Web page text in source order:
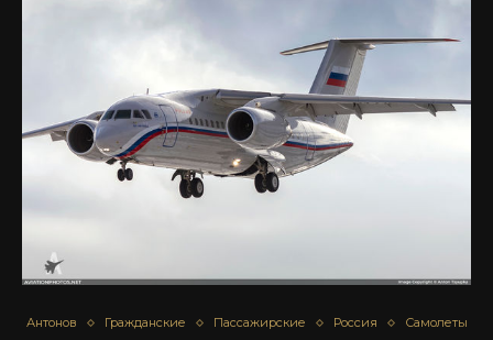
Антонов Гражданские Пассажирские Россия Самолеты